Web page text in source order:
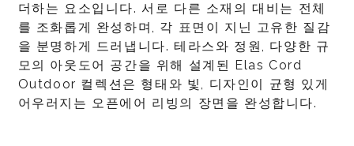
더하는 요소입니다. 서로 다른 소재의 대비는 전체
를 조화롭게 완성하며, 각 표면이 지닌 고유한 질감
을 분명하게 드러냅니다. 테라스와 정원, 다양한 규
모의 아웃도어 공간을 위해 설계된 Elas Cord
Outdoor 컬렉션은 형태와 빛, 디자인이 균형 있게
어우러지는 오픈에어 리빙의 장면을 완성합니다.